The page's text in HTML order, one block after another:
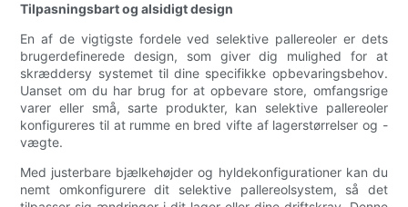
Tilpasningsbart og alsidigt design
En af de vigtigste fordele ved selektive pallereoler er dets
brugerdefinerede design, som giver dig mulighed for at
skræddersy systemet til dine specifikke opbevaringsbehov.
Uanset om du har brug for at opbevare store, omfangsrige
varer eller små, sarte produkter, kan selektive pallereoler
konfigureres til at rumme en bred vifte af lagerstørrelser og -
vægte.
Med justerbare bjælkehøjder og hyldekonfigurationer kan du
nemt omkonfigurere dit selektive pallereolsystem, så det